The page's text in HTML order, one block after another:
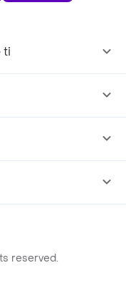
ti
reserved.